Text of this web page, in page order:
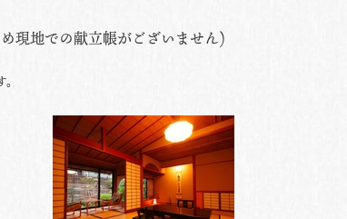
現地での献立帳がございません)